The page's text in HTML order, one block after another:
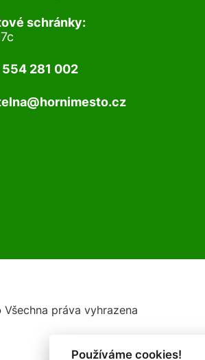
schránky:
281 002
Všechna práva vyhrazena
Používáme cookies!